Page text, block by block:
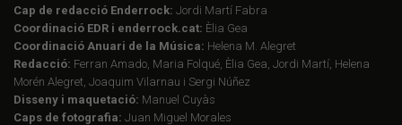
Cap de redacció Enderrock: Jordi Martí Fabra
Coordinació EDR i enderrock.cat: Èlia Gea
Coordinació Anuari de la Música: Helena M. Alegret
Redacció: Ferran Amado, Maria Folqué, Èlia Gea, Jordi Martí, Helena
Morén Alegret, Joaquim Vilarnau i Sergi Núñez
Disseny i maquetació: Manuel Cuyàs
Caps de fotografia: Juan Miguel Morales